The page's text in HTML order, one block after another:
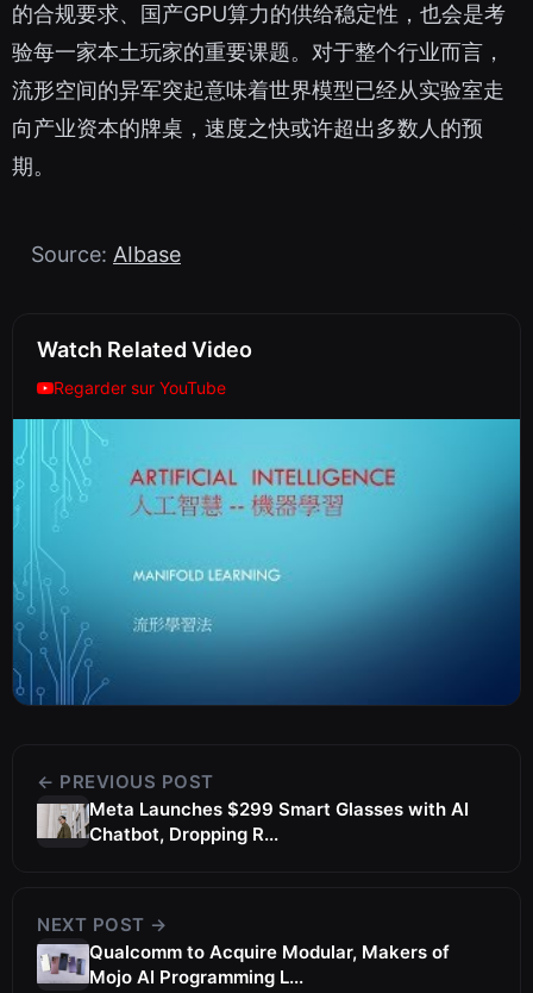
的合规要求、国产GPU算力的供给稳定性，也会是考
验每一家本土玩家的重要课题。对于整个行业而言，
流形空间的异军突起意味着世界模型已经从实验室走
向产业资本的牌桌，速度之快或许超出多数人的预
期。
Source: AIbase
Watch Related Video
Regarder sur YouTube
← PREVIOUS POST
Meta Launches $299 Smart Glasses with AI
Chatbot, Dropping R...
NEXT POST →
Qualcomm to Acquire Modular, Makers of
Mojo AI Programming L...